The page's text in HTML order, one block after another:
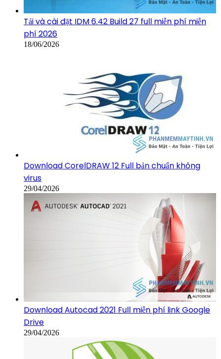
Tải và cài đặt IDM 6.42 Build 27 full miễn phí miễn
phí 2026
18/06/2026
Download CorelDRAW 12 Full bản chuẩn không
virus
29/04/2026
Download Autocad 2021 Full miễn phí link Google
Drive
29/04/2026